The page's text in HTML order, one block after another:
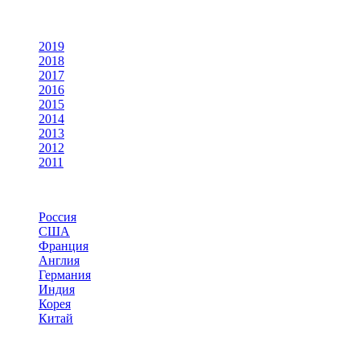
2019
2018
2017
2016
2015
2014
2013
2012
2011
Россия
США
Франция
Англия
Германия
Индия
Корея
Китай